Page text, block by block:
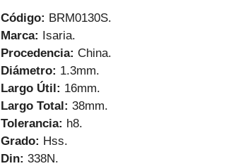
Código: BRM0130S.
Marca: Isaria.
Procedencia: China.
Diámetro: 1.3mm.
Largo Útil: 16mm.
Largo Total: 38mm.
Tolerancia: h8.
Grado: Hss.
Din: 338N.